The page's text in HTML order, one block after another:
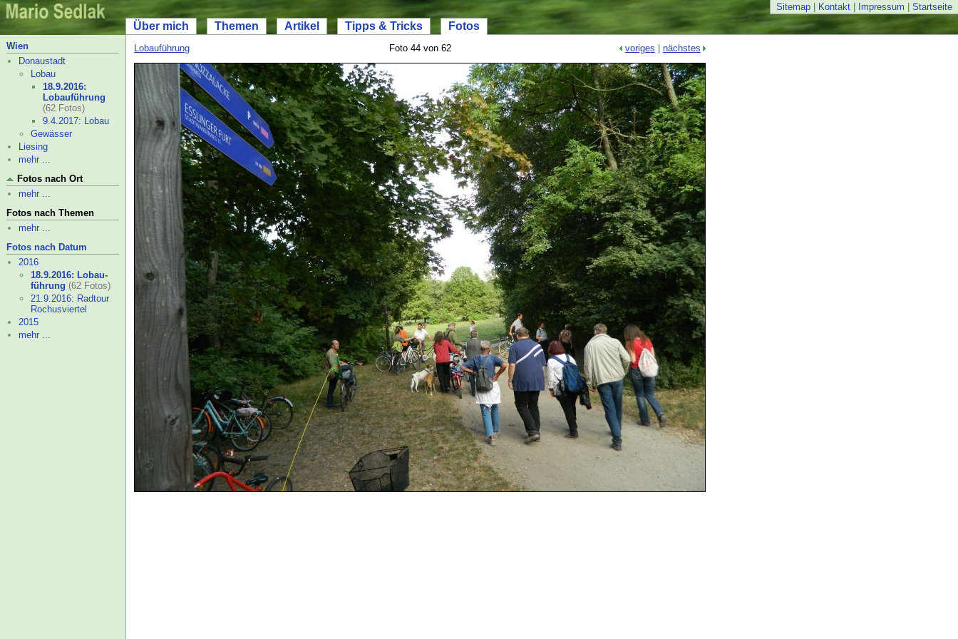
Sitemap Kontakt Impressum Startseite
Über mich Themen Artikel Tipps & Tricks Fotos
Wien
Donaustadt
Lobau
18.9.2016:
Lobau­führung
(62 Fotos)
9.4.2017: Lobau
Gewässer
Liesing
mehr ...
Fotos nach Ort
mehr ...
Fotos nach Themen
mehr ...
Fotos nach Datum
2016
18.9.2016: Lobau­
führung (62 Fotos)
21.9.2016: Radtour
Rochusviertel
2015
mehr ...
Lobauführung Foto 44 von 62 voriges nächstes